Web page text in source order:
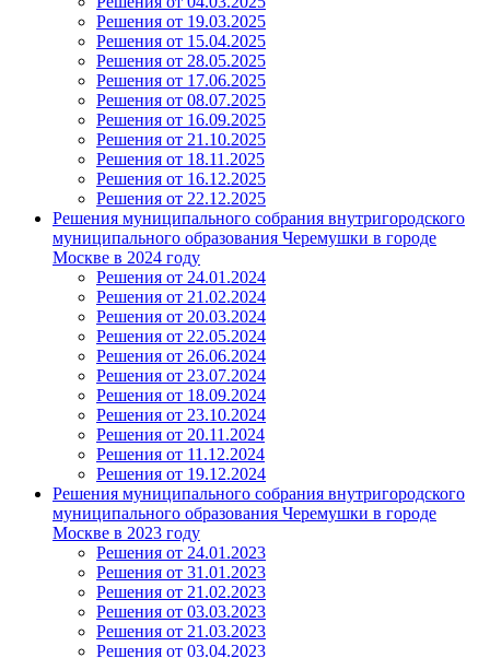
Решения от 19.03.2025
Решения от 15.04.2025
Решения от 28.05.2025
Решения от 17.06.2025
Решения от 08.07.2025
Решения от 16.09.2025
Решения от 21.10.2025
Решения от 18.11.2025
Решения от 16.12.2025
Решения от 22.12.2025
Решения муниципального собрания внутригородского
муниципального образования Черемушки в городе
Москве в 2024 году
Решения от 24.01.2024
Решения от 21.02.2024
Решения от 20.03.2024
Решения от 22.05.2024
Решения от 26.06.2024
Решения от 23.07.2024
Решения от 18.09.2024
Решения от 23.10.2024
Решения от 20.11.2024
Решения от 11.12.2024
Решения от 19.12.2024
Решения муниципального собрания внутригородского
муниципального образования Черемушки в городе
Москве в 2023 году
Решения от 24.01.2023
Решения от 31.01.2023
Решения от 21.02.2023
Решения от 03.03.2023
Решения от 21.03.2023
Решения от 03.04.2023